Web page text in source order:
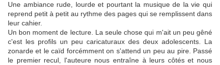
Une ambiance rude, lourde et pourtant la musique de la vie qui
reprend petit à petit au rythme des pages qui se remplissent dans
leur cahier.
Un bon moment de lecture. La seule chose qui m'ait un peu gêné
c'est les profils un peu caricaturaux des deux adolescents. La
zonarde et le caïd forcémment on s'attend un peu au pire. Passé
le premier recul, l'auteure nous entraîne à leurs côtés et nous